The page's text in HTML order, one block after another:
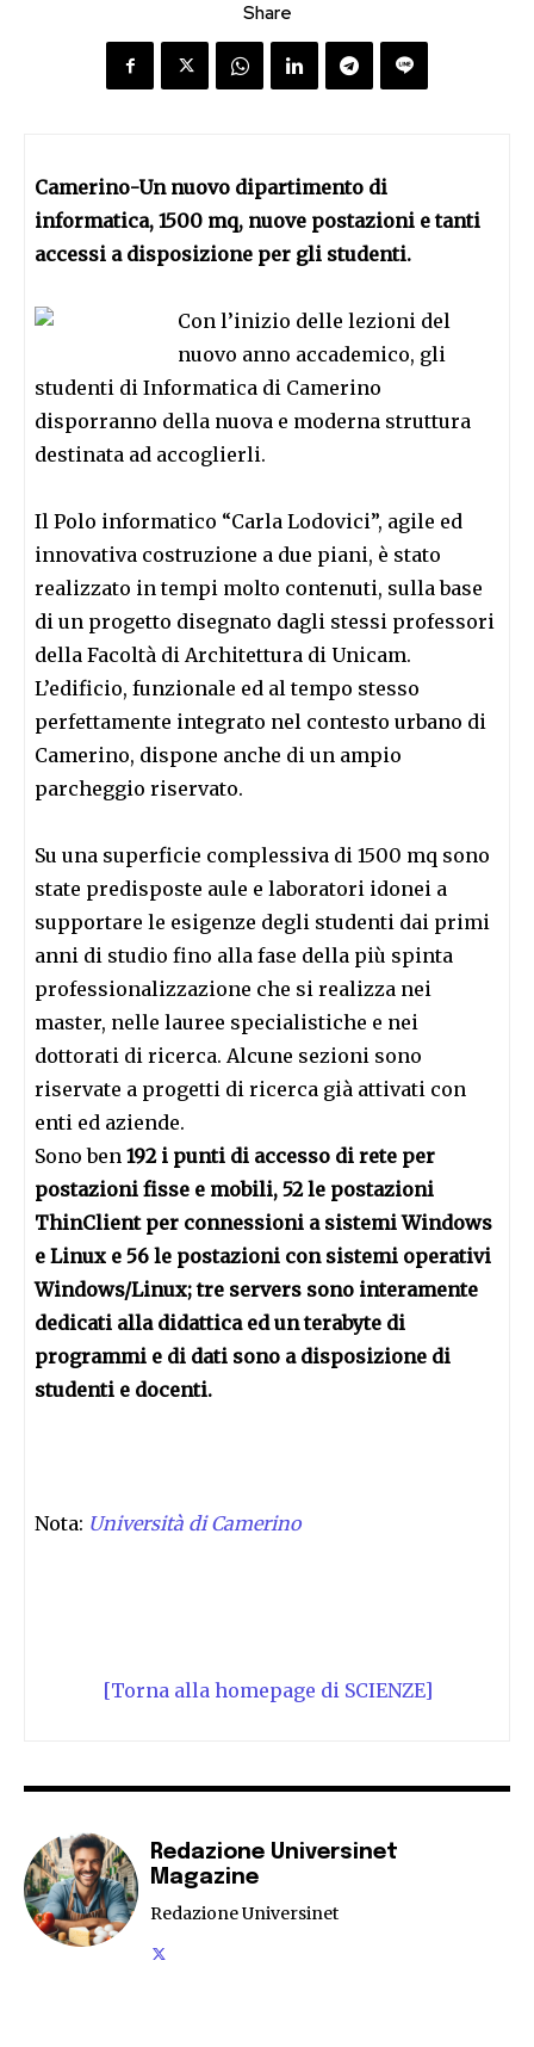
Share
Camerino-Un nuovo dipartimento di
informatica, 1500 mq, nuove postazioni e tanti
accessi a disposizione per gli studenti.
Con l’inizio delle lezioni del
nuovo anno accademico, gli
studenti di Informatica di Camerino
disporranno della nuova e moderna struttura
destinata ad accoglierli.
Il Polo informatico “Carla Lodovici”, agile ed
innovativa costruzione a due piani, è stato
realizzato in tempi molto contenuti, sulla base
di un progetto disegnato dagli stessi professori
della Facoltà di Architettura di Unicam.
L’edificio, funzionale ed al tempo stesso
perfettamente integrato nel contesto urbano di
Camerino, dispone anche di un ampio
parcheggio riservato.
Su una superficie complessiva di 1500 mq sono
state predisposte aule e laboratori idonei a
supportare le esigenze degli studenti dai primi
anni di studio fino alla fase della più spinta
professionalizzazione che si realizza nei
master, nelle lauree specialistiche e nei
dottorati di ricerca. Alcune sezioni sono
riservate a progetti di ricerca già attivati con
enti ed aziende.
Sono ben 192 i punti di accesso di rete per
postazioni fisse e mobili, 52 le postazioni
ThinClient per connessioni a sistemi Windows
e Linux e 56 le postazioni con sistemi operativi
Windows/Linux; tre servers sono interamente
dedicati alla didattica ed un terabyte di
programmi e di dati sono a disposizione di
studenti e docenti.
Nota: Università di Camerino
[Torna alla homepage di SCIENZE]
Redazione Universinet
Magazine
Redazione Universinet